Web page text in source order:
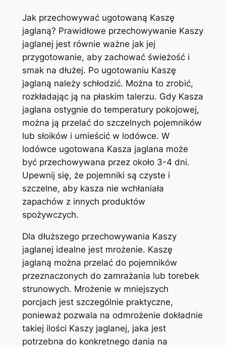
Jak przechowywać ugotowaną Kaszę
jaglaną? Prawidłowe przechowywanie Kaszy
jaglanej jest równie ważne jak jej
przygotowanie, aby zachować świeżość i
smak na dłużej. Po ugotowaniu Kaszę
jaglaną należy schłodzić. Można to zrobić,
rozkładając ją na płaskim talerzu. Gdy Kasza
jaglana ostygnie do temperatury pokojowej,
można ją przelać do szczelnych pojemników
lub słoików i umieścić w lodówce. W
lodówce ugotowana Kasza jaglana może
być przechowywana przez około 3-4 dni.
Upewnij się, że pojemniki są czyste i
szczelne, aby kasza nie wchłaniała
zapachów z innych produktów
spożywczych.
Dla dłuższego przechowywania Kaszy
jaglanej idealne jest mrożenie. Kaszę
jaglaną można przelać do pojemników
przeznaczonych do zamrażania lub torebek
strunowych. Mrożenie w mniejszych
porcjach jest szczególnie praktyczne,
ponieważ pozwala na odmrożenie dokładnie
takiej ilości Kaszy jaglanej, jaka jest
potrzebna do konkretnego dania na